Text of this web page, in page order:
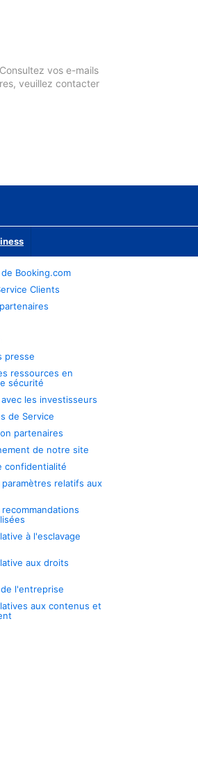
vos e-mails
veuillez contacter
Booking.com
Clients
presse
ressources en
sécurité
avec les investisseurs
de Service
partenaires
de notre site
confidentialité
relatifs aux
à l'esclavage
aux droits
l'entreprise
aux contenus et